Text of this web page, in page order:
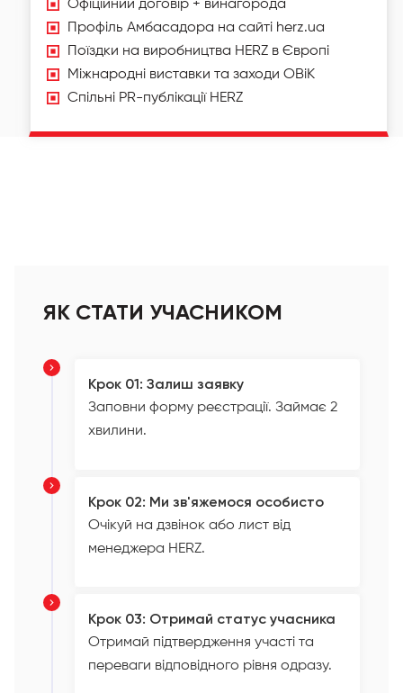
Офіційний договір + винагорода
Профіль Амбасадора на сайті herz.ua
Поїздки на виробництва HERZ в Європі
Міжнародні виставки та заходи ОВіК
Спільні PR-публікації HERZ
ЯК СТАТИ УЧАСНИКОМ
Крок 01: Залиш заявку
Заповни форму реєстрації. Займає 2
хвилини.
Крок 02: Ми зв'яжемося особисто
Очікуй на дзвінок або лист від
менеджера HERZ.
Крок 03: Отримай статус учасника
Отримай підтвердження участі та
переваги відповідного рівня одразу.